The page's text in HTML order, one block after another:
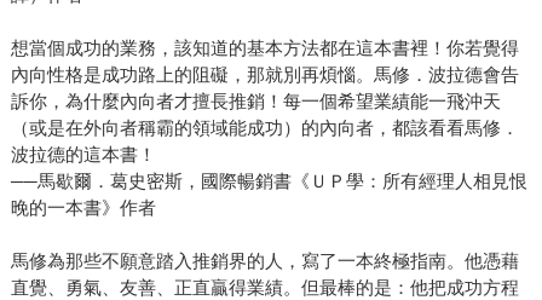
想當個成功的業務，該知道的基本方法都在這本書裡！你若覺得
內向性格是成功路上的阻礙，那就別再煩惱。馬修．波拉德會告
訴你，為什麼內向者才擅長推銷！每一個希望業績能一飛沖天
（或是在外向者稱霸的領域能成功）的內向者，都該看看馬修．
波拉德的這本書！
──馬歇爾．葛史密斯，國際暢銷書《ＵＰ學：所有經理人相見恨
晚的一本書》作者
馬修為那些不願意踏入推銷界的人，寫了一本終極指南。他憑藉
直覺、勇氣、友善、正直贏得業績。但最棒的是：他把成功方程